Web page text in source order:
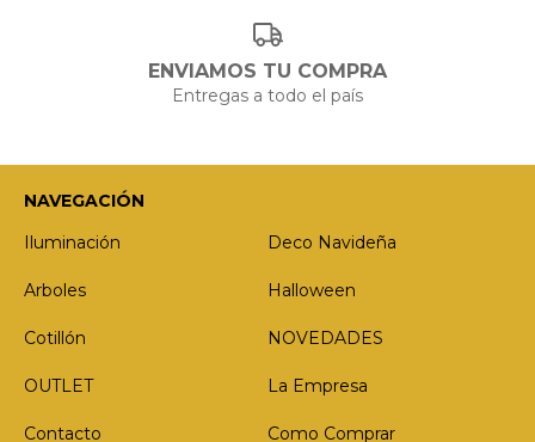
ENVIAMOS TU COMPRA
Entregas a todo el país
NAVEGACIÓN
Iluminación
Deco Navideña
Arboles Halloween
Cotillón NOVEDADES
OUTLET La Empresa
Contacto Como Comprar